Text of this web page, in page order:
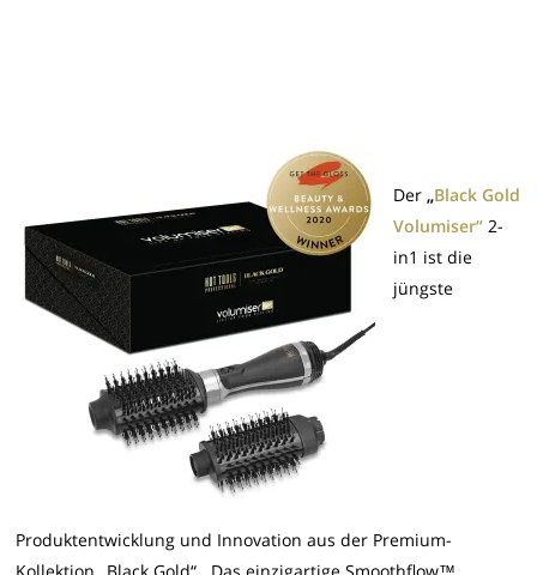
Der „Black Gold
Volumiser“ 2-
in1 ist die
jüngste
Produktentwicklung und Innovation aus der Premium-